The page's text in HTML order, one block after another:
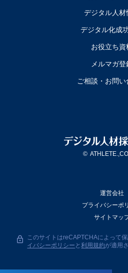
デジタル人材
デジタル化成
お役立ち資
メルマガ登
ご相談・お問い
©
運営会社
プライバシーポ
サイトマッ
このサイトはreCAPTCHAによって
イバシーポリシー と利用規約が適用